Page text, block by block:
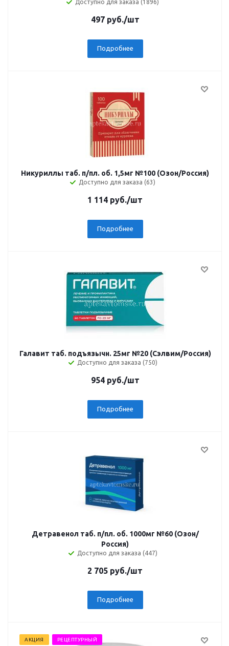
Доступно для заказа (1896)
497руб./шт
Подробнее
Никуриллы таб. п/пл. об. 1,5мг №100 (Озон/Россия)
Доступно для заказа (63)
1 114 руб./шт
Подробнее
Галавит таб. подъязычн. 25мг №20 (Сэлвим/Россия)
Доступно для заказа (750)
954руб./шт
Подробнее
Детравенол таб. п/пл. об. 1000мг №60 (Озон/
Россия)
Доступно для заказа (447)
2 705 руб./шт
Подробнее
АКЦИЯ РЕЦЕПТУРНЫЙ